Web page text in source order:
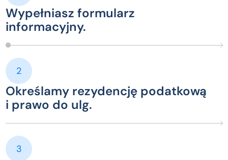
Wypełniasz formularz
informacyjny.
2
Określamy rezydencję podatkową
i prawo do ulg.
3